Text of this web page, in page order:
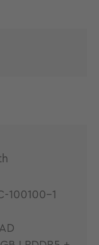
100100-1